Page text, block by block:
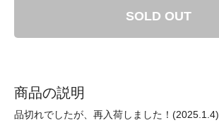
SOLD OUT
商品の説明
品切れでしたが、再入荷しました！(2025.1.4)